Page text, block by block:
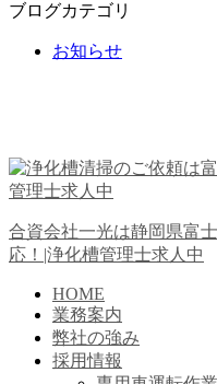
ブログカテゴリ
お知らせ
合資会社一光は静岡県富
応！|浄化槽管理士求人中
HOME
業務案内
弊社の強み
採用情報